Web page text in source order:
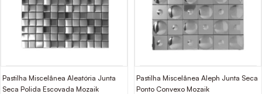
Pastilha Miscelânea Aleatória Junta
Seca Polida Escovada Mozaik
Pastilha Miscelânea Aleph Junta Seca
Ponto Convexo Mozaik